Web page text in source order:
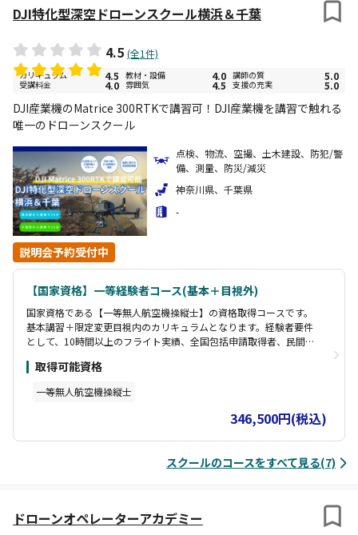
DJI特化型深空ドローンスクール横浜＆千葉
4.5 (全1件)
カリキュラム 4.5 教材・設備 4.0 講師の質 5.0
受講料金 4.0 雰囲気 4.5 支援の充実 5.0
DJI産業機のMatrice 300RTKで講習可！DJI産業機を講習で触れる
唯一のドローンスクール
点検、物流、空撮、土木建設、防犯/警
備、測量、防災/減災
神奈川県、千葉県
-
説明会予約受付中
【国家資格】一等経験者コース(基本＋目視外)
国家資格である【一等無人航空機操縦士】の資格取得コースです。
基本講習＋限定変更目視内のカリキュラムとなります。経験者要件
として、10時間以上のフライト実績、全国包括申請取得者、民間技
イ前に一度ご相談ください。
取得可能資格
一等無人航空機操縦士
346,500円(税込)
スクールのコースをすべて見る(7)
ドローンオペレーターアカデミー